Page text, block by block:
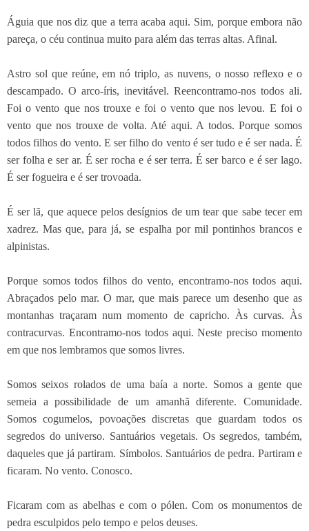
Águia que nos diz que a terra acaba aqui. Sim, porque embora não
pareça, o céu continua muito para além das terras altas. Afinal.
Astro sol que reúne, em nó triplo, as nuvens, o nosso reflexo e o
descampado. O arco-íris, inevitável. Reencontramo-nos todos ali.
Foi o vento que nos trouxe e foi o vento que nos levou. E foi o
vento que nos trouxe de volta. Até aqui. A todos. Porque somos
todos filhos do vento. E ser filho do vento é ser tudo e é ser nada. É
ser folha e ser ar. É ser rocha e é ser terra. É ser barco e é ser lago.
É ser fogueira e é ser trovoada.
É ser lã, que aquece pelos desígnios de um tear que sabe tecer em
xadrez. Mas que, para já, se espalha por mil pontinhos brancos e
alpinistas.
Porque somos todos filhos do vento, encontramo-nos todos aqui.
Abraçados pelo mar. O mar, que mais parece um desenho que as
montanhas traçaram num momento de capricho. Às curvas. Às
contracurvas. Encontramo-nos todos aqui. Neste preciso momento
em que nos lembramos que somos livres.
Somos seixos rolados de uma baía a norte. Somos a gente que
semeia a possibilidade de um amanhã diferente. Comunidade.
Somos cogumelos, povoações discretas que guardam todos os
segredos do universo. Santuários vegetais. Os segredos, também,
daqueles que já partiram. Símbolos. Santuários de pedra. Partiram e
ficaram. No vento. Conosco.
Ficaram com as abelhas e com o pólen. Com os monumentos de
pedra esculpidos pelo tempo e pelos deuses.